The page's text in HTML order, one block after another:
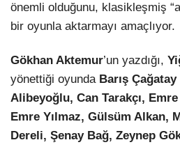
önemli olduğunu, klasikleşmiş
bir oyunla aktarmayı amaçlıyor.
Gökhan Aktemur’un yazdığı,
yönettiği oyunda Barış
Alibeyoğlu, Can Tarakçı,
Emre Yılmaz, Gülsüm Alkan,
Dereli, Şenay Bağ, Zeynep